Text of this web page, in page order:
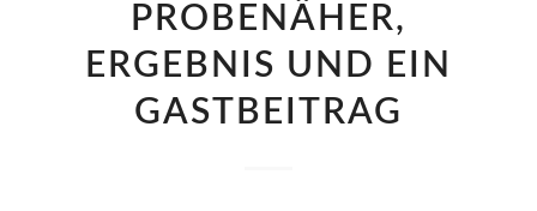
PROBENÄHER,
ERGEBNIS UND EIN
GASTBEITRAG